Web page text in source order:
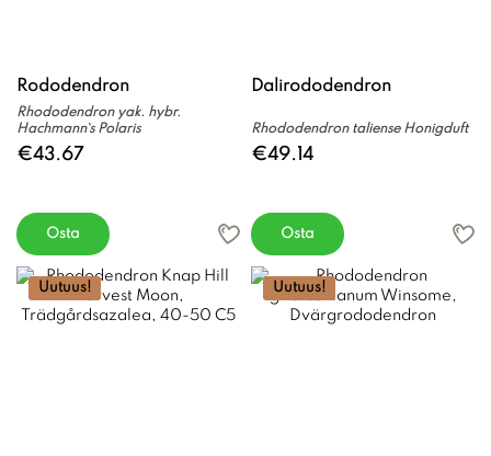
Rododendron
Rhododendron yak. hybr.
Hachmann`s Polaris
€43.67
Osta
Dalirododendron
Rhododendron taliense Honigduft
€49.14
Osta
Uutuus! Uutuus!